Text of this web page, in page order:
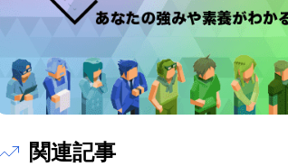
関連記事